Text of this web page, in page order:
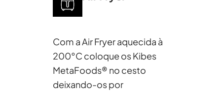
Com a Air Fryer aquecida à
200°C coloque os Kibes
MetaFoods® no cesto
deixando-os por